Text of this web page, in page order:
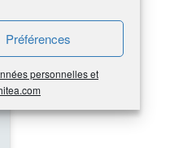
Préférences
personnelles et